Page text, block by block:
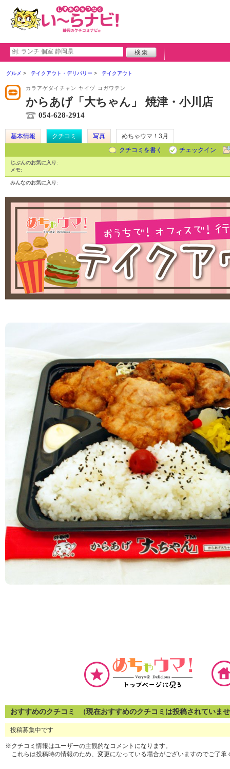
グルメ テイクアウト・デリバリー テイクアウト
カラアゲダイチャン ヤイヅ コガワテン
からあげ「大ちゃん」 焼津・小川店
054-628-2914
基本情報 クチコミ 写真
めちゃウマ！3月
クチコミを書く
チェックイン
じぶんのお気に入り:
メモ:
みんなのお気に入り:
おすすめのクチコミ （現在おすすめのクチコミは投稿されていま
投稿募集中です
※クチコミ情報はユーザーの主観的なコメントになります。
これらは投稿時の情報のため、変更になっている場合がございますのでご了承